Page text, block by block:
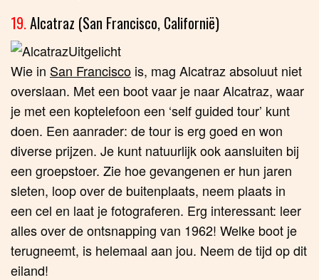
19.Alcatraz (San Francisco, Californië)
Wie in San Francisco is, mag Alcatraz absoluut niet
overslaan. Met een boot vaar je naar Alcatraz, waar
je met een koptelefoon een ‘self guided tour’ kunt
doen. Een aanrader: de tour is erg goed en won
diverse prijzen. Je kunt natuurlijk ook aansluiten bij
een groepstoer. Zie hoe gevangenen er hun jaren
sleten, loop over de buitenplaats, neem plaats in
een cel en laat je fotograferen. Erg interessant: leer
alles over de ontsnapping van 1962! Welke boot je
terugneemt, is helemaal aan jou. Neem de tijd op dit
eiland!